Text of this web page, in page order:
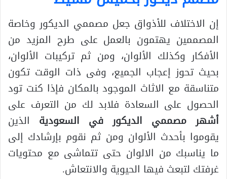
إن الاختلاف للأذواق جعل مصممي الديكور وخاصة
المصممين يهتمون بالعمل على طرح المزيد من
الأفكار وكذلك الألوان، ومن ثم تركيبات الألوان،
بحيث تحوز إعجاب الجميع، وفى ذات الوقت تكون
متناسقة مع الاثاث الموجود بالمكان فإذا كنت تود
الحصول على السعادة فلابد لك من التعرف على
أشهر مصممي الديكور في السعودية الذين
يقوموا بأحدث الألوان ومن ثم نقوم بإرشادك إلى
ما يناسبك من الالوان حتى تتماشى مع محتويات
غرفتك لتبعث فيها الحيوية والانتعاش.